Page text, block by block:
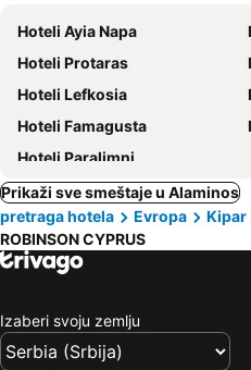
Hoteli Ayia Napa
Hoteli Protaras
Hoteli Lefkosia
Hoteli Famagusta
Hoteli Paralimni
Prikaži sve smeštaje u Alaminos
pretraga hotela
Evropa Kipar
ROBINSON CYPRUS
Izaberi svoju zemlju